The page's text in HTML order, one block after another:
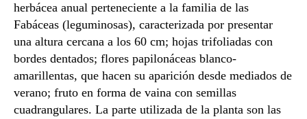
herbácea anual perteneciente a la familia de las
Fabáceas (leguminosas), caracterizada por presentar
una altura cercana a los 60 cm; hojas trifoliadas con
bordes dentados; flores papilonáceas blanco-
amarillentas, que hacen su aparición desde mediados de
verano; fruto en forma de vaina con semillas
cuadrangulares. La parte utilizada de la planta son las